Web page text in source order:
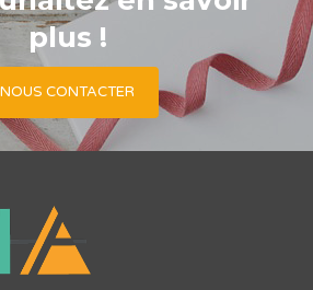
plus !
NOUS CONTACTER